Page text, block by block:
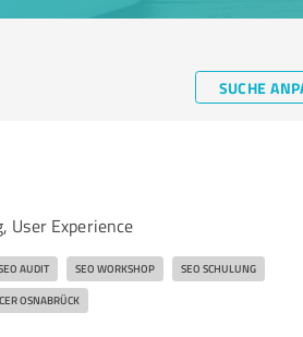
SUCHE
User Experience
AUDIT SEO WORKSHOP SEO SCHULUNG
OSNABRÜCK